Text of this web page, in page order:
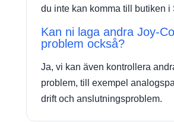
du inte kan komma till butiken i
Kan ni laga andra Joy-
problem också?
Ja, vi kan även kontrollera
problem, till exempel
drift och anslutningsproblem.